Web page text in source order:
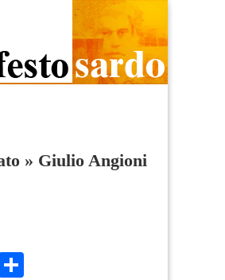
» Giulio Angioni
WhatsApp